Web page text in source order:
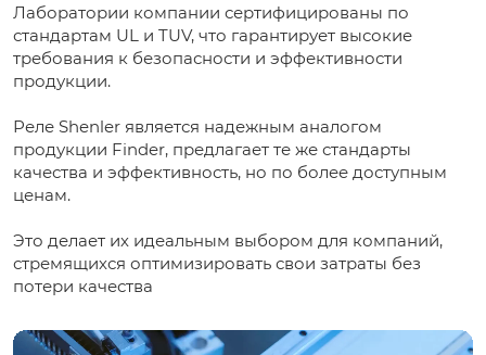
Лаборатории компании сертифицированы по
стандартам UL и TUV, что гарантирует высокие
требования к безопасности и эффективности
продукции.
Реле Shenler является надежным аналогом
продукции Finder, предлагает те же стандарты
качества и эффективность, но по более доступным
ценам.
Это делает их идеальным выбором для компаний,
стремящихся оптимизировать свои затраты без
потери качества